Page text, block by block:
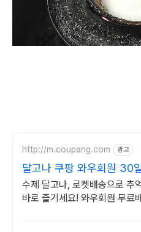
http://m.coupang.com 광고
달고나 쿠팡 와우회원 30
수제 달고나, 로켓배송으로 추
바로 즐기세요! 와우회원 무료